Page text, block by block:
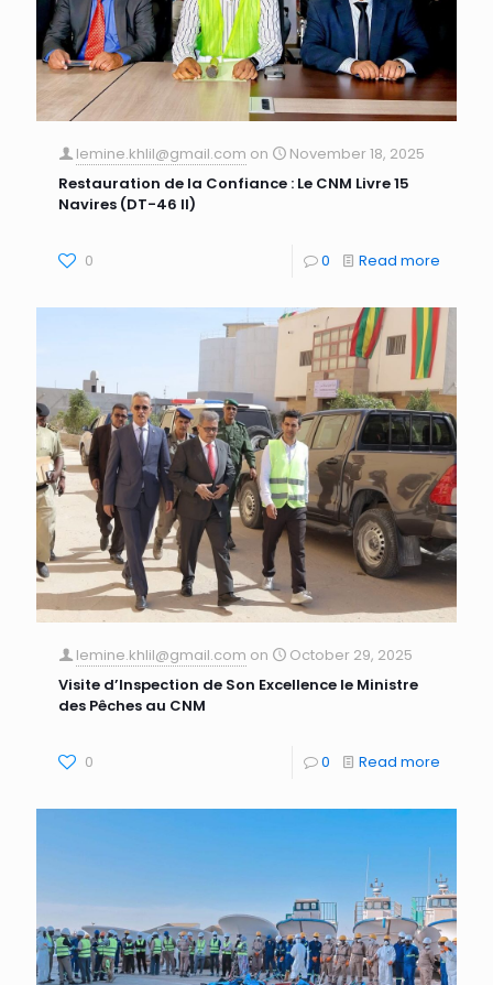
lemine.khlil@gmail.com on
November 18, 2025
Restauration de la Confiance : Le CNM Livre 15
Navires (DT-46 II)
0 0 Read more
lemine.khlil@gmail.com on
October 29, 2025
Visite d’Inspection de Son Excellence le Ministre
des Pêches au CNM
0 0 Read more